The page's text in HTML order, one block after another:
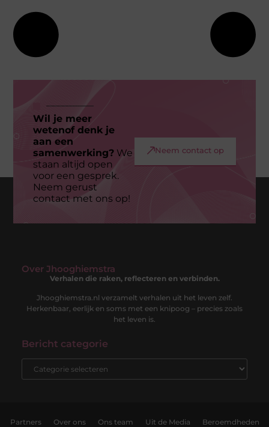
Wil je meer
wetenof denk je
aan een
samenwerking?We
staan altijd open
voor een gesprek.
Neem gerust
contact met ons op!
Neem contact op
Over Jhooghiemstra
Verhalen die raken, reflecteren en verbinden.
Jhooghiemstra.nl verzamelt verhalen uit het leven zelf.
Herkenbaar, eerlijk en soms met een knipoog – precies zoals
het leven is.
Bericht categorie
Partners Over ons Ons team Uit de Media Beroemdheden